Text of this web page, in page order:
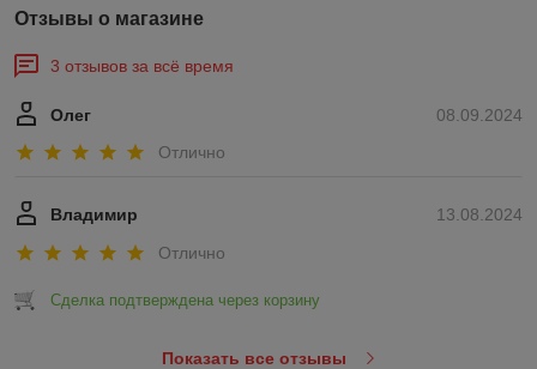
Отзывы о магазине
3 отзывов за всё время
08.09.2024
Олег
Отлично
13.08.2024
Владимир
Отлично
Сделка подтверждена через корзину
Показать все отзывы